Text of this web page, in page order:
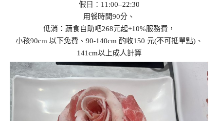
假日：11:00–22:30
用餐時間90分、
低消：蔬食自助吧268元起+10%服務費，
小孩90cm 以下免費、90-140cm 酌收150 元(不可抵單點)、
141cm以上成人計算